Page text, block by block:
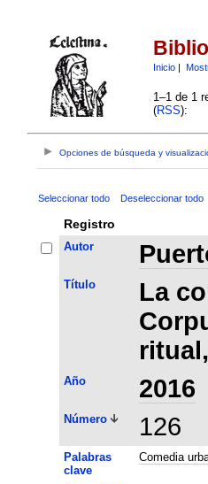
Inicio|
1–1 de 1
(RSS):
Opciones de búsqueda y
Seleccionar todo Deseleccionar todo
Registro
Autor
Título
La
Año 2016
Número 126
Palabras
clave
Comedia